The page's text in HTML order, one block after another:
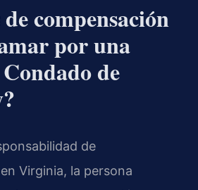
compensación
por una
de
de
Virginia, la persona